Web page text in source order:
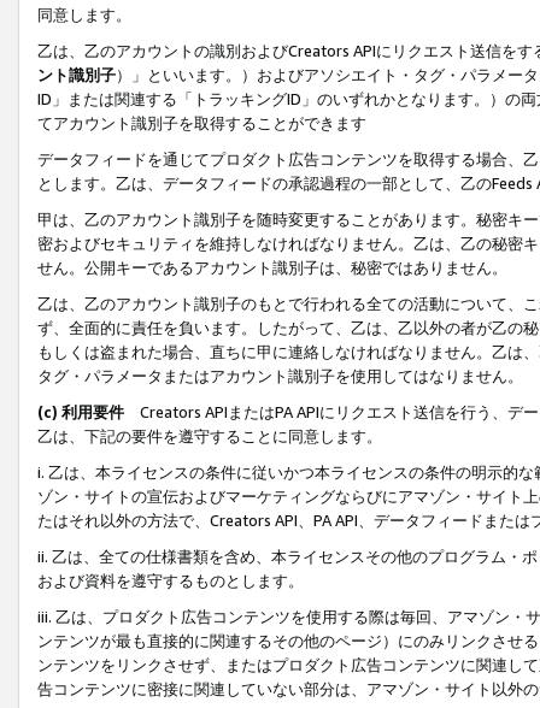
同意します。
乙は、乙のアカウントの識別およびCreators APIにリクエスト送信を
ント識別子）」といいます。）およびアソシエイト・タグ・パラメー
ID」または関連する「トラッキングID」のいずれかとなります。）の
てアカウント識別子を取得することができます
データフィードを通じてプロダクト広告コンテンツを取得する場合、
とします。乙は、データフィードの承認過程の一部として、乙の
甲は、乙のアカウント識別子を随時変更することがあります。秘密キ
密およびセキュリティを維持しなければなりません。乙は、乙の秘密
せん。公開キーであるアカウント識別子は、秘密ではありません。
乙は、乙のアカウント識別子のもとで行われる全ての活動について、
ず、全面的に責任を負います。したがって、乙は、乙以外の者が乙の
もしくは盗まれた場合、直ちに甲に連絡しなければなりません。乙は
タグ・パラメータまたはアカウント識別子を使用してはなりません。
(c) 利用要件 Creators APIまたはPA APIにリクエスト送信を行う、デ
乙は、下記の要件を遵守することに同意します。
i. 乙は、本ライセンスの条件に従いかつ本ライセンスの条件の明示的
ゾン・サイトの宣伝およびマーケティングならびにアマゾン・サイト
たはそれ以外の方法で、Creators API、PA API、データフィードまた
ii. 乙は、全ての仕様書類を含め、本ライセンスその他のプログラム・
および資料を遵守するものとします。
iii. 乙は、プロダクト広告コンテンツを使用する際は毎回、アマゾン
ンテンツが最も直接的に関連するその他のページ）にのみリンクさせ
ンテンツをリンクさせず、またはプロダクト広告コンテンツに関連し
告コンテンツに密接に関連していない部分は、アマゾン・サイト以外